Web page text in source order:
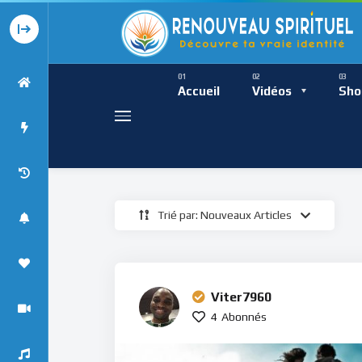
Accueil Vidéos
Présence
Présence
Trié par: Nouveaux Articles
Viter7960
4 Abonnés